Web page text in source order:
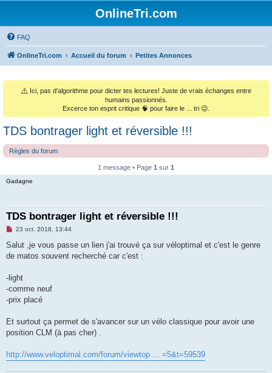
OnlineTri.com
FAQ
OnlineTri.com Accueil du forum Petites Annonces
⚠️ Ici, pas d'algorithme pour dicter tes lectures! Juste de vrais échanges entre
humains passionnés.
Excerce ton esprit critique 🧠 pour faire le ... tri 😉.
TDS bontrager light et réversible !!!
Règles du forum
1 message • Page 1 sur 1
Gadagne
TDS bontrager light et réversible !!!
M
s
a
n
o
l
23 oct. 2018, 13:44
Salut ,je vous passe un lien j'ai trouvé ça sur véloptimal et c'est le genre
de matos souvent recherché car c'est :
-light
-comme neuf
-prix placé
Et surtout ça permet de s'avancer sur un vélo classique pour avoir une
position CLM (à pas cher) .
http://www.veloptimal.com/forum/viewtop ... =5&t=59539